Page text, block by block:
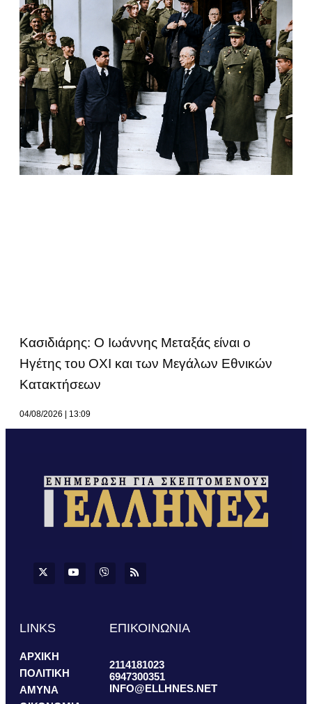
Κασιδιάρης: Ο Ιωάννης Μεταξάς είναι ο
Ηγέτης του ΟΧΙ και των Μεγάλων Εθνικών
Κατακτήσεων
04/08/2026 13:09
LINKS
ΑΡΧΙΚΗ
ΠΟΛΙΤΙΚΗ
ΑΜΥΝΑ
ΕΠΙΚΟΙΝΩΝΙΑ
2114181023
6947300351
INFO@ELLHNES.NET